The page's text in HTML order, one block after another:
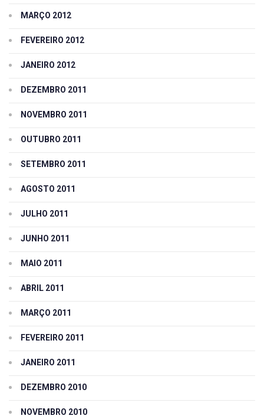
MARÇO 2012
FEVEREIRO 2012
JANEIRO 2012
DEZEMBRO 2011
NOVEMBRO 2011
OUTUBRO 2011
SETEMBRO 2011
AGOSTO 2011
JULHO 2011
JUNHO 2011
MAIO 2011
ABRIL 2011
MARÇO 2011
FEVEREIRO 2011
JANEIRO 2011
DEZEMBRO 2010
NOVEMBRO 2010